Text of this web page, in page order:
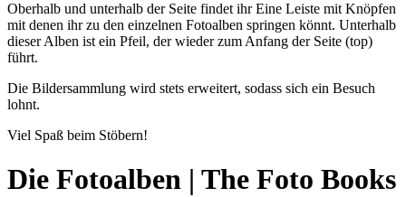
Oberhalb und unterhalb der Seite findet ihr Eine Leiste mit Knöpfen
mit denen ihr zu den einzelnen Fotoalben springen könnt. Unterhalb
dieser Alben ist ein Pfeil, der wieder zum Anfang der Seite (top)
führt.
Die Bildersammlung wird stets erweitert, sodass sich ein Besuch
lohnt.
Viel Spaß beim Stöbern!
Die Fotoalben | The Foto Books